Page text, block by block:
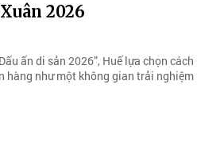
2026
ấn di sản 2026”, Huế lựa chọn cách
hàng như một không gian trải nghiệm